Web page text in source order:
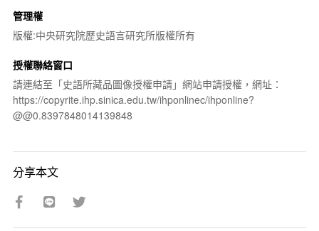
管理權
版權:中央研究院歷史語言研究所版權所有
授權聯絡窗口
請連結至「史語所藏品圖像授權申請」網站申請授權，網址：
https://copyrite.ihp.sinica.edu.tw/ihponlinec/ihponline?
@@0.8397848014139848
分享本文